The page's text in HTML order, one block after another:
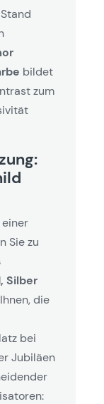
bildet
zum
Sie zu
Silber
die
bei
Jubiläen